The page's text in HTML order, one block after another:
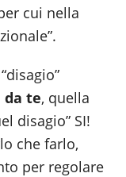
cui nella
te, quella
disagio” SI!
che farlo,
per regolare